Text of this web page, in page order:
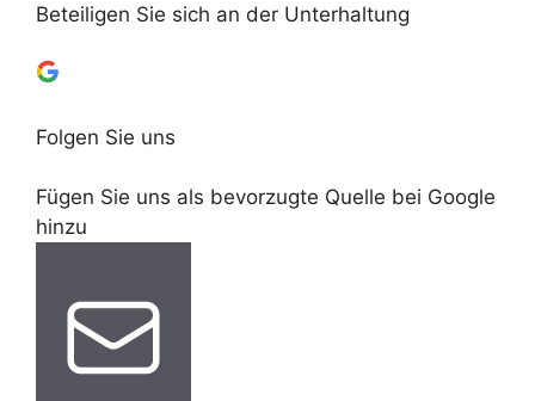
Beteiligen Sie sich an der Unterhaltung
Folgen Sie uns
Fügen Sie uns als bevorzugte Quelle bei Google
hinzu